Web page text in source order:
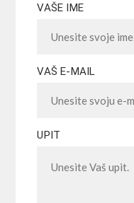
VAŠE IME
VAŠ E-MAIL
UPIT